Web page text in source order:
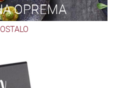
OPREMA
OSTALO